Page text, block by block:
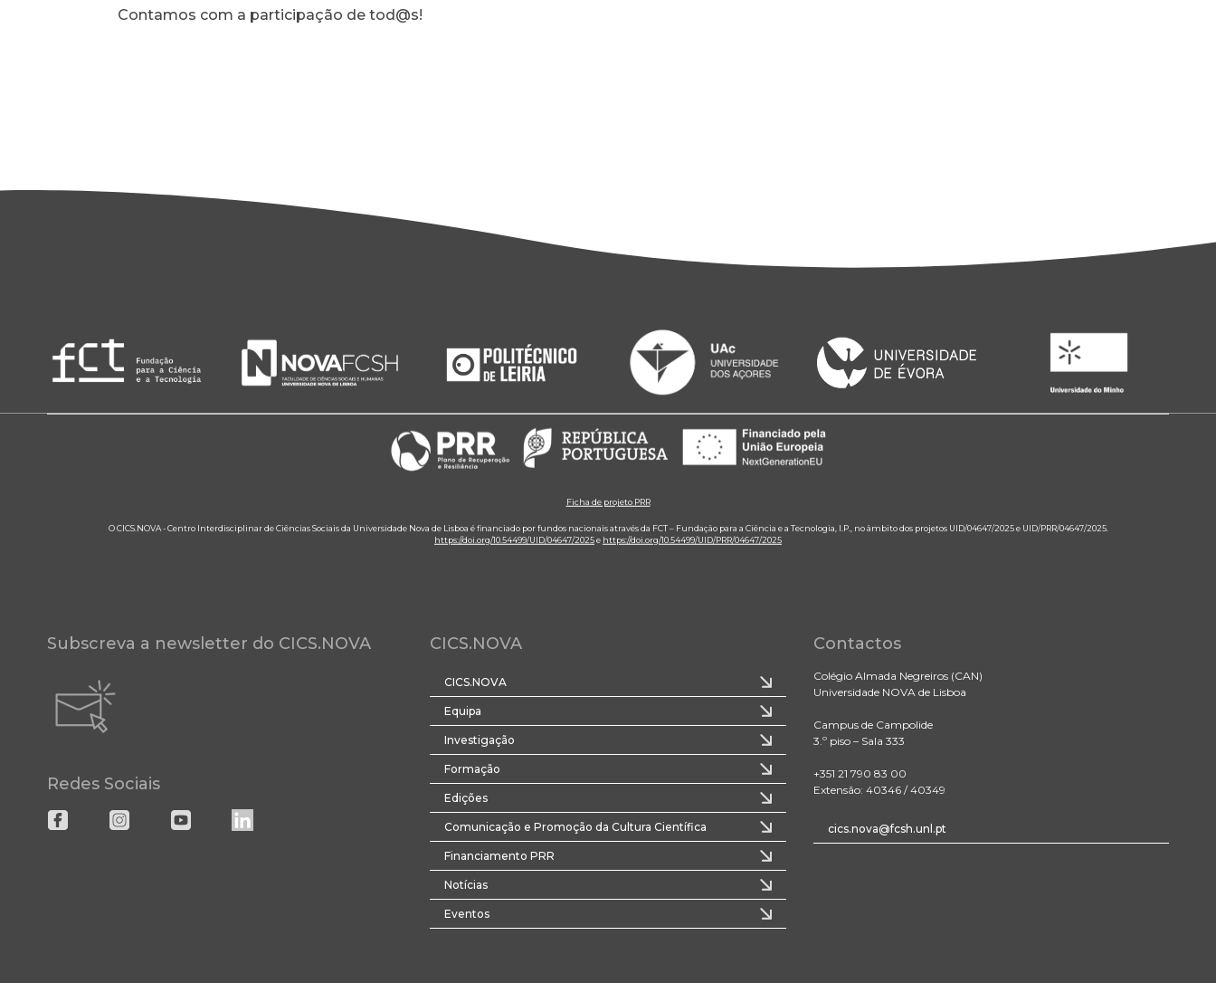
Contamos com a participação de tod@s!
Ficha de projeto PRR
O CICS.NOVA - Centro Interdisciplinar de Ciências Sociais da Universidade Nova de Lisboa é financiado por fundos nacionais através da FCT – Fundação para a Ciência e a Tecnologia, I.P., no âmbito dos projetos UID/04647/2025 e UID/PRR/04647/2025.
https://doi.org/10.54499/UID/04647/2025e https://doi.org/10.54499/UID/PRR/04647/2025
Subscreva a newsletter do CICS.NOVA
Redes Sociais
CICS.NOVA
CICS.NOVA
Equipa
Investigação
Formação
Edições
Comunicação e Promoção da Cultura Científica
Financiamento PRR
Notícias
Eventos
Contactos
Colégio Almada Negreiros (CAN)
Universidade NOVA de Lisboa
Campus de Campolide
3.º piso – Sala 333
+351 21 790 83 00
Extensão: 40346 / 40349
cics.nova@fcsh.unl.pt